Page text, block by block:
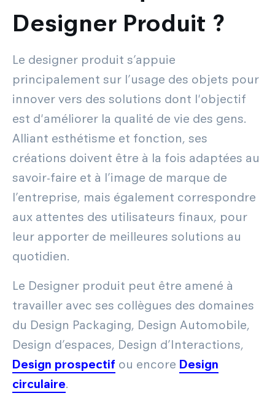
Designer Produit ?
Le designer produit s’appuie
principalement sur l’usage des objets pour
innover vers des solutions dont l'objectif
est d'améliorer la qualité de vie des gens.
Alliant esthétisme et fonction, ses
créations doivent être à la fois adaptées au
savoir-faire et à l’image de marque de
l’entreprise, mais également correspondre
aux attentes des utilisateurs finaux, pour
leur apporter de meilleures solutions au
quotidien.
Le Designer produit peut être amené à
travailler avec ses collègues des domaines
du Design Packaging, Design Automobile,
Design d’espaces, Design d’Interactions,
Design prospectif ou encore Design
circulaire.